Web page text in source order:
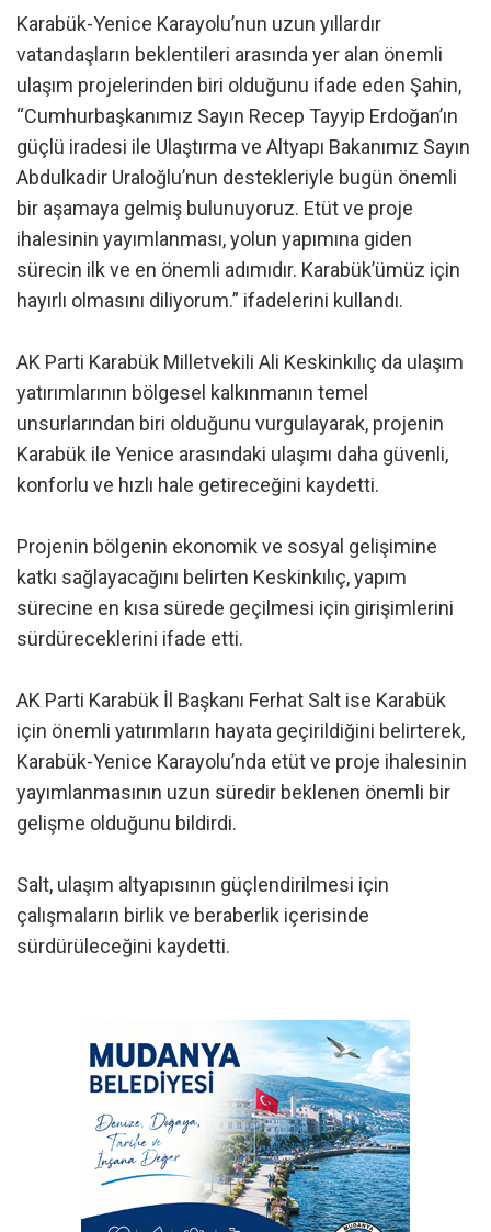
Karabük-Yenice Karayolu’nun uzun yıllardır
vatandaşların beklentileri arasında yer alan önemli
ulaşım projelerinden biri olduğunu ifade eden Şahin,
“Cumhurbaşkanımız Sayın Recep Tayyip Erdoğan’ın
güçlü iradesi ile Ulaştırma ve Altyapı Bakanımız Sayın
Abdulkadir Uraloğlu’nun destekleriyle bugün önemli
bir aşamaya gelmiş bulunuyoruz. Etüt ve proje
ihalesinin yayımlanması, yolun yapımına giden
sürecin ilk ve en önemli adımıdır. Karabük’ümüz için
hayırlı olmasını diliyorum.” ifadelerini kullandı.
AK Parti Karabük Milletvekili Ali Keskinkılıç da ulaşım
yatırımlarının bölgesel kalkınmanın temel
unsurlarından biri olduğunu vurgulayarak, projenin
Karabük ile Yenice arasındaki ulaşımı daha güvenli,
konforlu ve hızlı hale getireceğini kaydetti.
Projenin bölgenin ekonomik ve sosyal gelişimine
katkı sağlayacağını belirten Keskinkılıç, yapım
sürecine en kısa sürede geçilmesi için girişimlerini
sürdüreceklerini ifade etti.
AK Parti Karabük İl Başkanı Ferhat Salt ise Karabük
için önemli yatırımların hayata geçirildiğini belirterek,
Karabük-Yenice Karayolu’nda etüt ve proje ihalesinin
yayımlanmasının uzun süredir beklenen önemli bir
gelişme olduğunu bildirdi.
Salt, ulaşım altyapısının güçlendirilmesi için
çalışmaların birlik ve beraberlik içerisinde
sürdürüleceğini kaydetti.